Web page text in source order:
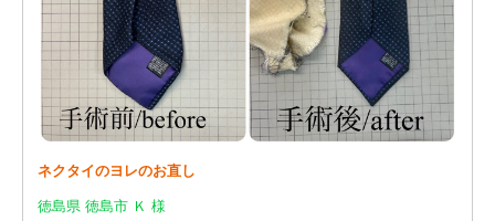
ネクタイのヨレのお直し
徳島県 徳島市 Ｋ 様